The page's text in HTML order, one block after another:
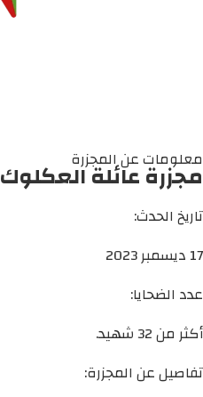
معلومات عن المجزرة
مجزرة عائلة العكلوك
تاريخ الحدث:
17 ديسمبر 2023
عدد الضحايا:
أكثر من 32 شهيد.
تفاصيل عن المجزرة: